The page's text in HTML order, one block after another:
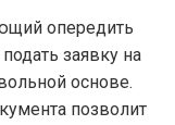
опередить
заявку на
основе.
позволит